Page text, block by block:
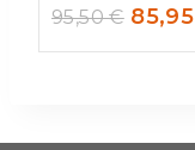
95,50€ 85,95